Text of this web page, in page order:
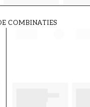
COMBINATIES